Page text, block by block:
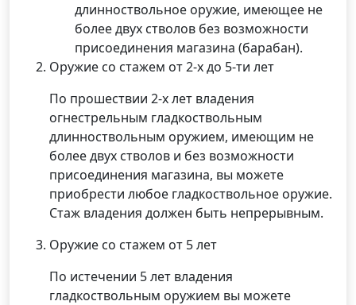
длинноствольное оружие, имеющее не
более двух стволов без возможности
присоединения магазина (барабан).
Оружие со стажем от 2-х до 5-ти лет
По прошествии 2-х лет владения
огнестрельным гладкоствольным
длинноствольным оружием, имеющим не
более двух стволов и без возможности
присоединения магазина, вы можете
приобрести любое гладкоствольное оружие.
Стаж владения должен быть непрерывным.
Оружие со стажем от 5 лет
По истечении 5 лет владения
гладкоствольным оружием вы можете